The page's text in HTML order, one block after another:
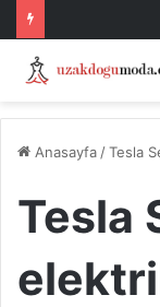
Anasayfa /Tesla
Tesla